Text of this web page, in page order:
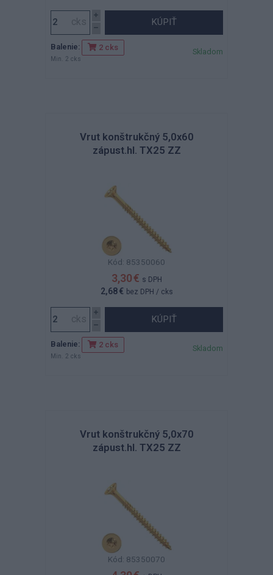
KÚPIŤ
Balenie: 2 cks
Min. 2 cks
Skladom
Vrut konštrukčný 5,0x60
zápust.hl. TX25 ZZ
Kód: 85350060
3,30 € s DPH
2,68 € bez DPH / cks
KÚPIŤ
Balenie: 2 cks
Min. 2 cks
Skladom
Vrut konštrukčný 5,0x70
zápust.hl. TX25 ZZ
Kód: 85350070